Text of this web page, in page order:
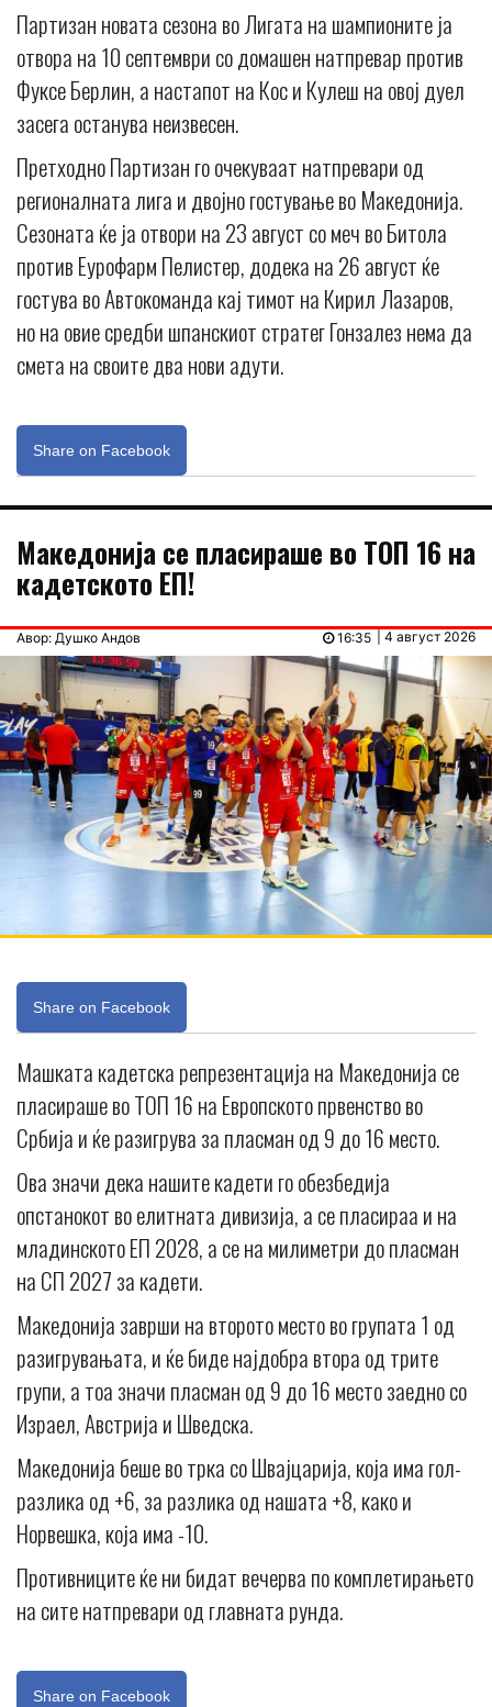
Партизан новата сезона во Лигата на шампионите ја
отвора на 10 септември со домашен натпревар против
Фуксе Берлин, а настапот на Кос и Кулеш на овој дуел
засега останува неизвесен.
Претходно Партизан го очекуваат натпревари од
регионалната лига и двојно гостување во Македонија.
Сезоната ќе ја отвори на 23 август со меч во Битола
против Еурофарм Пелистер, додека на 26 август ќе
гостува во Автокоманда кај тимот на Кирил Лазаров,
но на овие средби шпанскиот стратег Гонзалез нема да
смета на своите два нови адути.
Share on Facebook
Македонија се пласираше во ТОП 16 на
кадетското ЕП!
Авор: Душко Андов | 4 август 2026
16:35
Share on Facebook
Mашката кадетска репрезентација на Македонија се
пласираше во ТОП 16 на Европското првенство во
Србија и ќе разигрува за пласман од 9 до 16 место.
Ова значи дека нашите кадети го обезбедија
опстанокот во елитната дивизија, а се пласираа и на
младинското ЕП 2028, а се на милиметри до пласман
на СП 2027 за кадети.
Македонија заврши на второто место во групата 1 од
разигрувањата, и ќе биде најдобра втора од трите
групи, а тоа значи пласман од 9 до 16 место заедно со
Израел, Австрија и Шведска.
Македонија беше во трка со Швајцарија, која има гол-
разлика од +6, за разлика од нашата +8, како и
Норвешка, која има -10.
Противниците ќе ни бидат вечерва по комплетирањето
на сите натпревари од главната рунда.
Share on Facebook